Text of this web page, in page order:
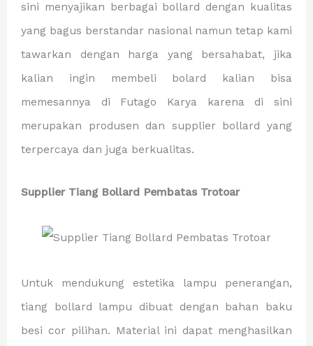
sini menyajikan berbagai bollard dengan kualitas
yang bagus berstandar nasional namun tetap kami
tawarkan dengan harga yang bersahabat, jika
kalian ingin membeli bolard kalian bisa
memesannya di Futago Karya karena di sini
merupakan produsen dan supplier bollard yang
terpercaya dan juga berkualitas.
Supplier Tiang Bollard Pembatas Trotoar
Untuk mendukung estetika lampu penerangan,
tiang bollard lampu dibuat dengan bahan baku
besi cor pilihan. Material ini dapat menghasilkan